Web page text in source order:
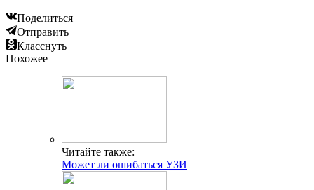
Поделиться
Отправить
Класснуть
Похожее
Читайте также:
Может ли ошибаться УЗИ